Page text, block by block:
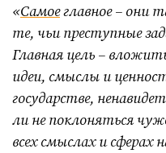
«Самоеглавное – они
те, чьи преступные
Главная цель –
идеи, смыслы и
государстве,
ли не поклоняться
всех смыслах и сферах